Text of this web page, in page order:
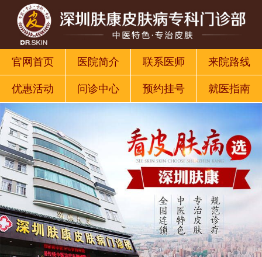
官网首页 医院简介 联系医师 来院路线
优惠活动 问诊中心 预约挂号 就医指南